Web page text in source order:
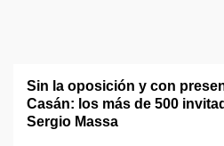
Sin la oposición y con
Casán: los más de 500
Sergio Massa